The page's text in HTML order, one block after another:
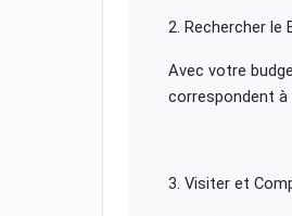
2. Rechercher le
Avec votre
correspondent
3. Visiter et